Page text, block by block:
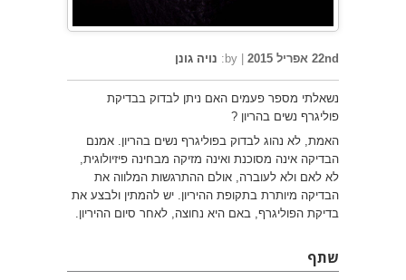
22nd אפריל 2015 |
by: נויה גונן
נשאלתי מספר פעמים האם ניתן לבדוק בבדיקת
פוליגרף נשים בהריון ?
האמת, לא נהוג לבדוק בפוליגרף נשים בהריון. אמנם
הבדיקה אינה מסוכנת ואינה מזיקה מבחינה פיזיולוגית,
לא לאם ולא לעוברה, אולם ההתרגשות המלווה את
הבדיקה מיותרת בתקופת ההיריון. יש להמתין ולבצע את
בדיקת הפוליגרף, באם היא נחוצה, לאחר סיום ההיריון.
שתף